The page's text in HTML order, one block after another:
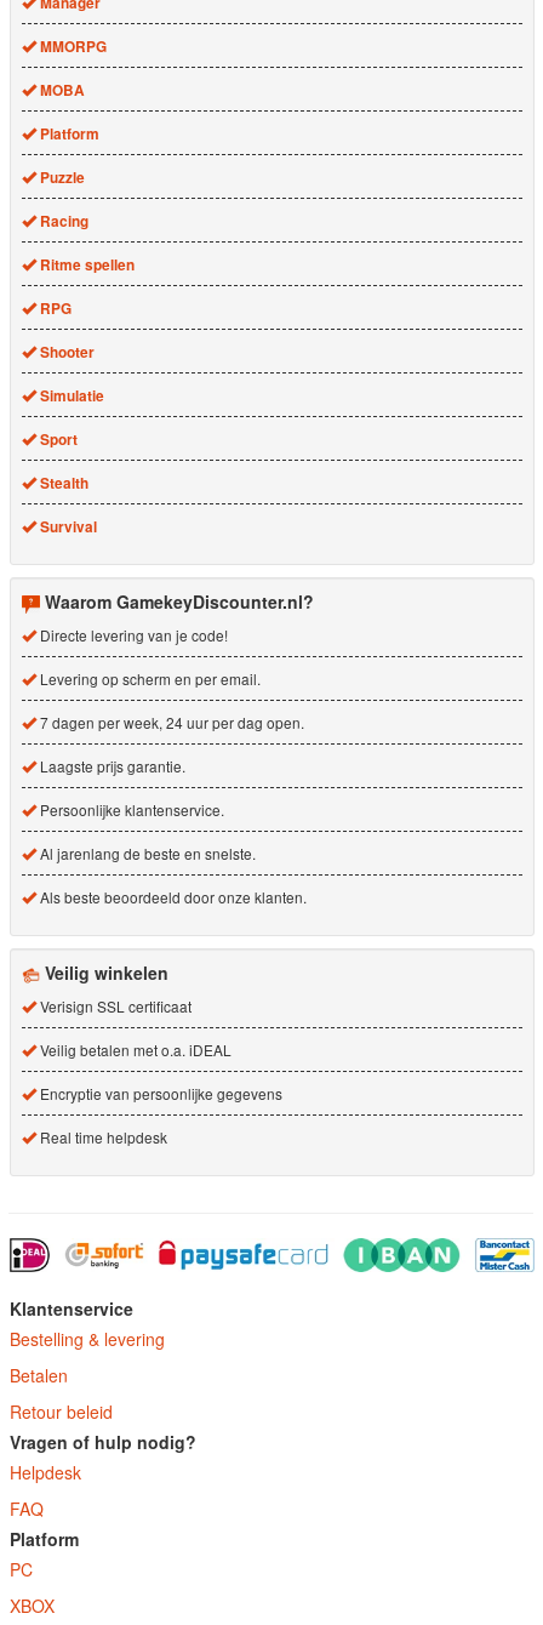
MMORPG
MOBA
Platform
Puzzle
Racing
Ritme spellen
RPG
Shooter
Simulatie
Sport
Stealth
Survival
Waarom GamekeyDiscounter.nl?
Directe levering van je code!
Levering op scherm en per email.
7 dagen per week, 24 uur per dag open.
Laagste prijs garantie.
Persoonlijke klantenservice.
Al jarenlang de beste en snelste.
Als beste beoordeeld door onze klanten.
Veilig winkelen
Verisign SSL certificaat
Veilig betalen met o.a. iDEAL
Encryptie van persoonlijke gegevens
Real time helpdesk
Klantenservice
Bestelling & levering
Betalen
Retour beleid
Vragen of hulp nodig?
Helpdesk
FAQ
Platform
PC
XBOX